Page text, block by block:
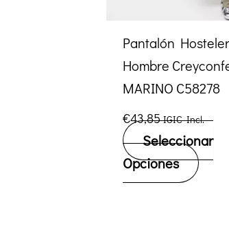
Pantalón
Hombre
MARINO C58278
€43,85 IGIC Incl.
Seleccionar
Opciones
Este